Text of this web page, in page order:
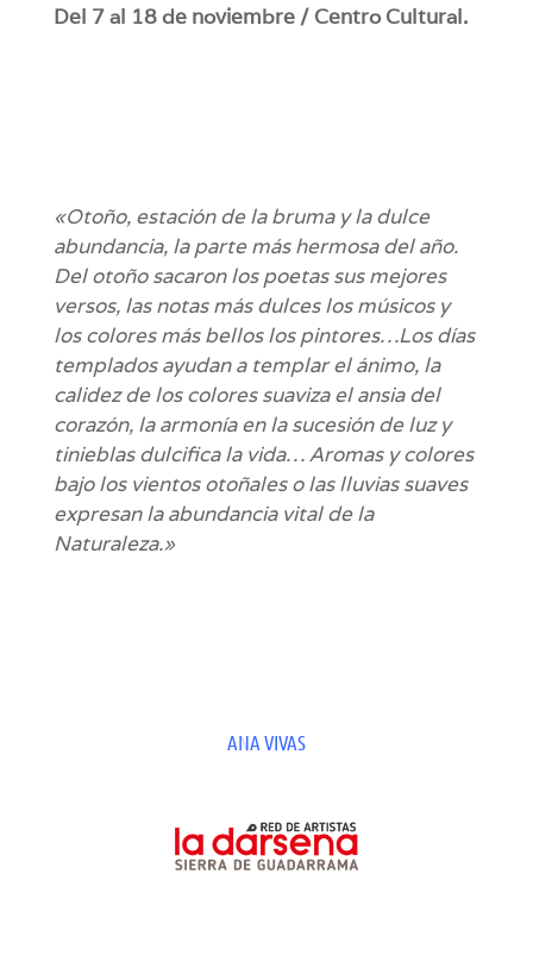
Del 7 al 18 de noviembre / Centro Cultural.
«Otoño, estación de la bruma y la dulce
abundancia, la parte más hermosa del año.
Del otoño sacaron los poetas sus mejores
versos, las notas más dulces los músicos y
los colores más bellos los pintores…Los días
templados ayudan a templar el ánimo, la
calidez de los colores suaviza el ansia del
corazón, la armonía en la sucesión de luz y
tinieblas dulcifica la vida… Aromas y colores
bajo los vientos otoñales o las lluvias suaves
expresan la abundancia vital de la
Naturaleza.»
ANA VIVAS